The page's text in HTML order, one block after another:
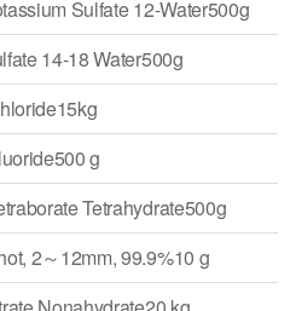
Sulfate 12-Water500g
14-18 Water500g
g
Tetrahydrate500g
2～12mm, 99.9%10 g